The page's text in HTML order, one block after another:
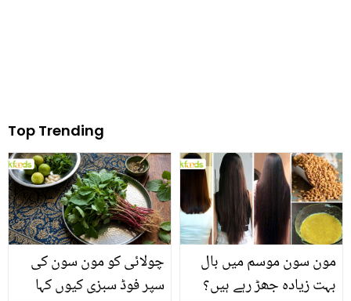
Top Trending
چولائی کو مون سون کی
سپر فوڈ سبزی کیوں کہا
مون سون موسم میں بال
بہت زیادہ جھڑ رہے ہیں؟